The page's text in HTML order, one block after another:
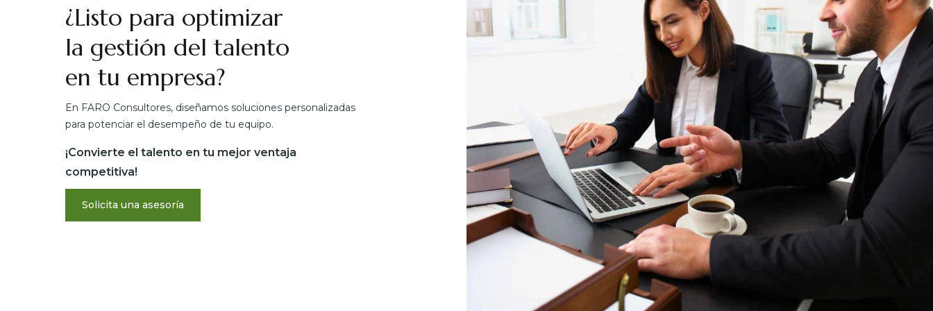
¿Listo para optimizar
la gestión del talento
en tu empresa?
En FARO Consultores, diseñamos soluciones personalizadas
para potenciar el desempeño de tu equipo.
¡Convierte el talento en tu mejor ventaja
competitiva!
Solicita una asesoría